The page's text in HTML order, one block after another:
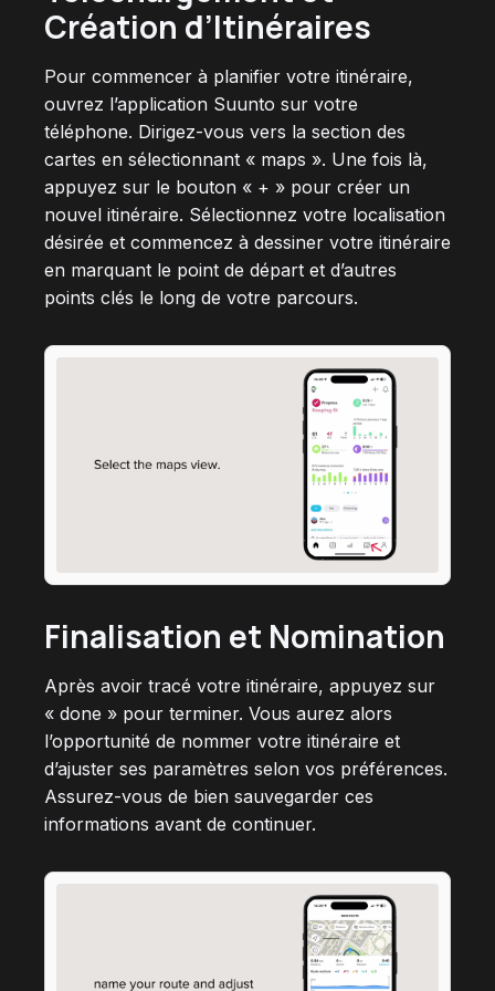
Création d’Itinéraires
Pour commencer à planifier votre itinéraire,
ouvrez l’application Suunto sur votre
téléphone. Dirigez-vous vers la section des
cartes en sélectionnant « maps ». Une fois là,
appuyez sur le bouton « + » pour créer un
nouvel itinéraire. Sélectionnez votre localisation
désirée et commencez à dessiner votre itinéraire
en marquant le point de départ et d’autres
points clés le long de votre parcours.
Finalisation et Nomination
Après avoir tracé votre itinéraire, appuyez sur
« done » pour terminer. Vous aurez alors
l’opportunité de nommer votre itinéraire et
d’ajuster ses paramètres selon vos préférences.
Assurez-vous de bien sauvegarder ces
informations avant de continuer.